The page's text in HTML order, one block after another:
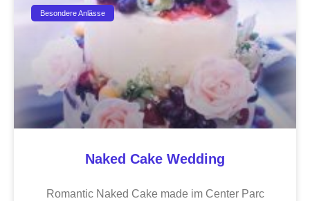
Besondere Anlässe
Naked Cake Wedding
Romantic Naked Cake made im Center Parc